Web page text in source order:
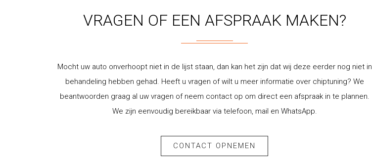
VRAGEN OF EEN AFSPRAAK MAKEN?
Mocht uw auto onverhoopt niet in de lijst staan, dan kan het zijn dat wij deze eerder nog niet in
behandeling hebben gehad. Heeft u vragen of wilt u meer informatie over chiptuning? We
beantwoorden graag al uw vragen of neem contact op om direct een afspraak in te plannen.
We zijn eenvoudig bereikbaar via telefoon, mail en WhatsApp.
CONTACT OPNEMEN